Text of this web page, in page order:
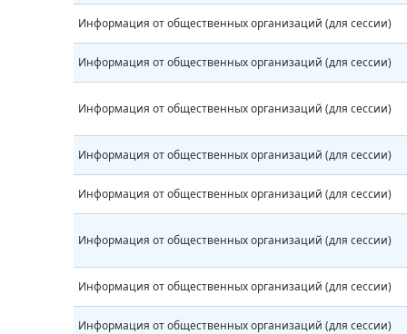
Информация от общественных организаций (для сессии)
Информация от общественных организаций (для сессии)
Информация от общественных организаций (для сессии)
Информация от общественных организаций (для сессии)
Информация от общественных организаций (для сессии)
Информация от общественных организаций (для сессии)
Информация от общественных организаций (для сессии)
Информация от общественных организаций (для сессии)